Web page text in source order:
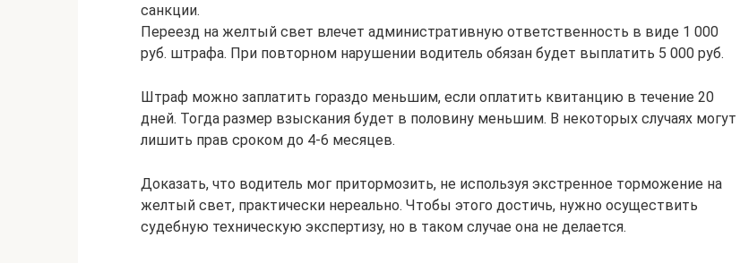
санкции.
Переезд на желтый свет влечет административную ответственность в виде 1 000
руб. штрафа. При повторном нарушении водитель обязан будет выплатить 5 000 руб.
Штраф можно заплатить гораздо меньшим, если оплатить квитанцию в течение 20
дней. Тогда размер взыскания будет в половину меньшим. В некоторых случаях могут
лишить прав сроком до 4-6 месяцев.
Доказать, что водитель мог притормозить, не используя экстренное торможение на
желтый свет, практически нереально. Чтобы этого достичь, нужно осуществить
судебную техническую экспертизу, но в таком случае она не делается.